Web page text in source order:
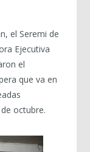
el Seremi de
Ejecutiva
el
que va en
octubre.